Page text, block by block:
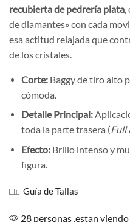
recubierta de pedrería plata,
de diamantes» con cada
esa actitud relajada que
de los cristales.
Corte: Baggy de tiro alto
cómoda.
Detalle Principal:
toda la parte trasera (Full
Efecto: Brillo intenso y
figura.
Guía de Tallas
28 personas ,estan